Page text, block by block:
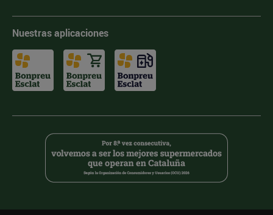
Nuestras aplicaciones